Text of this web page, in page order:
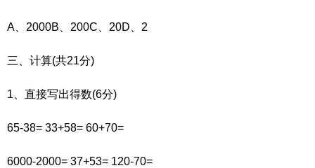
A、2000B、200C、20D、2
三、计算(共21分)
1、直接写出得数(6分)
65-38= 33+58= 60+70=
6000-2000= 37+53= 120-70=